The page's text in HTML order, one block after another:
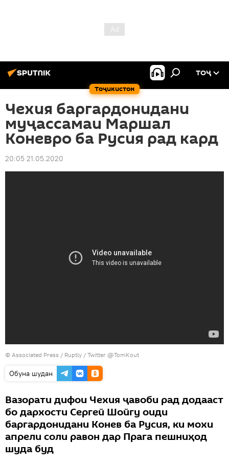
Тоҷикистон
ТОҶ
Чехия баргардонидани
муҷассамаи Маршал
Коневро ба Русия рад кард
20:05 21.05.2020
© Associated Press / Ruptly / Twitter @TomKout
Обуна шудан
Вазорати дифои Чехия ҷавоби рад додааст
бо дархости Сергей Шойгу оиди
баргардонидани Конев ба Русия, ки мохи
апрели соли равон дар Прага пешниҳод
шуда буд